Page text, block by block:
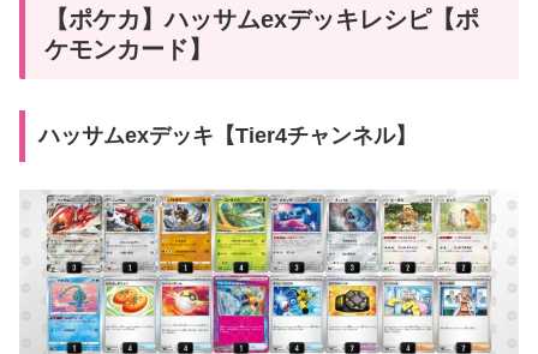
【ポケカ】ハッサムexデッキレシピ【ポ
ケモンカード】
ハッサムexデッキ【Tier4チャンネル】